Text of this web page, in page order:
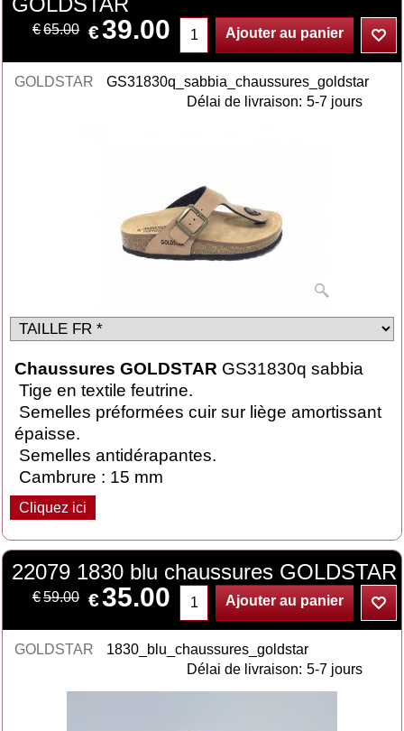
€65.00 €39.00 Ajouter au panier
GOLDSTAR
GS31830q_sabbia_chaussures_goldstar
Délai de livraison: 5-7 jours
Chaussures GOLDSTAR GS31830q sabbia
Tige en textile feutrine.
Semelles préformées cuir sur liège amortissant
épaisse.
Semelles antidérapantes.
Cambrure : 15 mm
Cliquez ici
22079 1830 blu chaussures GOLDSTAR
€59.00 €35.00 Ajouter au panier
GOLDSTAR
1830_blu_chaussures_goldstar
Délai de livraison: 5-7 jours